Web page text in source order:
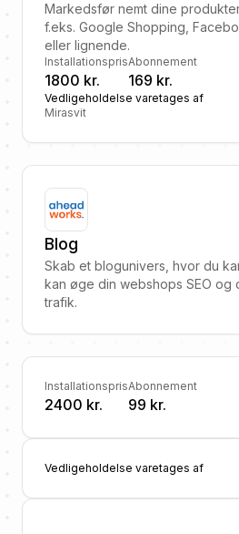
Markedsfør nemt dine
f.eks. Google Shopping,
eller lignende.
Installationspris
1800 kr.
Abonnement
169 kr.
Vedligeholdelse varetages af
Mirasvit
Blog
Skab et blogunivers, hvor du
kan øge din webshops SEO og
trafik.
Installationspris
2400 kr.
Abonnement
99 kr.
Vedligeholdelse varetages af